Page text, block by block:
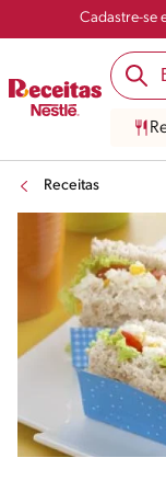
Cadastre-se
Receitas
Salvar